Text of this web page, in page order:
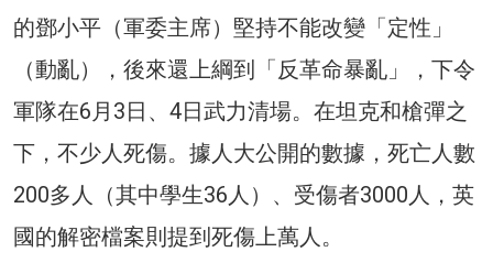
的鄧小平（軍委主席）堅持不能改變「定性」
（動亂），後來還上綱到「反革命暴亂」，下令
軍隊在6月3日、4日武力清場。在坦克和槍彈之
下，不少人死傷。據人大公開的數據，死亡人數
200多人（其中學生36人）、受傷者3000人，英
國的解密檔案則提到死傷上萬人。